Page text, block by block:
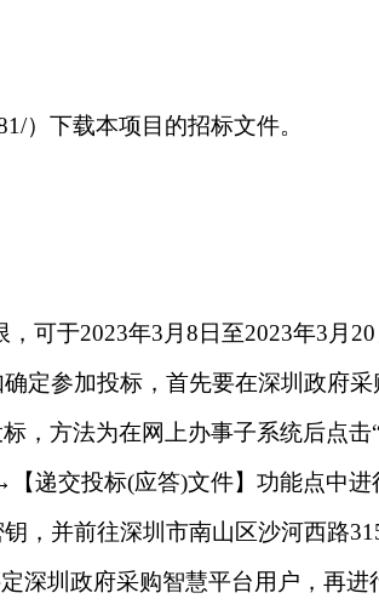
）下载本项目的招标文件。
可于2023年3月8日至2023年3月
确定参加投标，首先要在深圳政府
标，方法为在网上办事子系统后
交投标(应答)文件】功能点中
，并前往深圳市南山区沙河西路
定深圳政府采购智慧平台用户，